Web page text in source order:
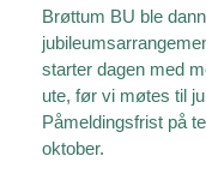
Brøttum BU ble
starter dagen med
ute, før vi møtes til
Påmeldingsfrist på
oktober.